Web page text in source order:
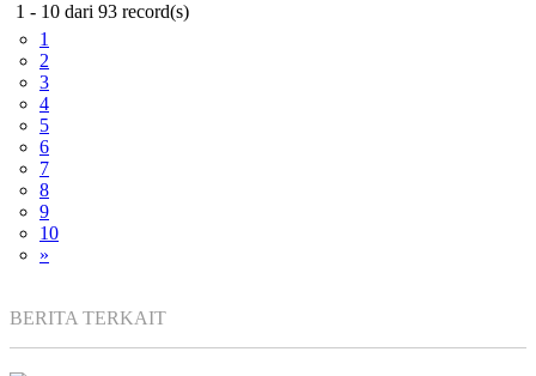
1 - 10 dari 93 record(s)
1
2
3
4
5
6
7
8
9
10
»
BERITA TERKAIT